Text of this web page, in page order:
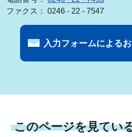
ファクス： 0246 - 22 - 7547
入力フォームによる
このページを見てい